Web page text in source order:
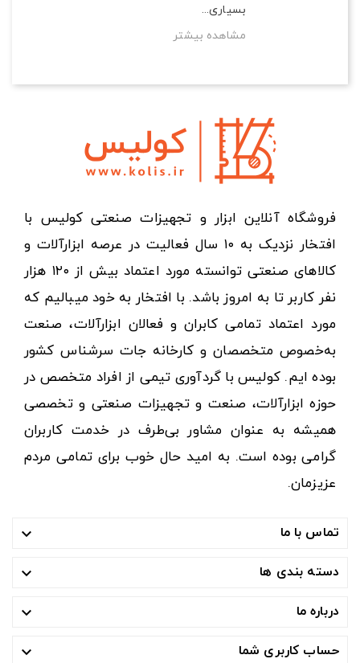
بسیاری...
مشاهده بیشتر
فروشگاه آنلاین ابزار و تجهیزات صنعتی کولیس با
افتخار نزدیک به ۱۰ سال فعالیت در عرصه ابزارآلات و
کالاهای صنعتی توانسته مورد اعتماد بیش از ۱۲۰ هزار
نفر کاربر تا به امروز باشد. با افتخار به خود میبالیم که
مورد اعتماد تمامی کابران و فعالان ابزارآلات، صنعت
به‌خصوص متخصصان و کارخانه جات سرشناس کشور
بوده ایم. کولیس با گردآوری تیمی از افراد متخصص در
حوزه ابزارآلات، صنعت و تجهیزات صنعتی و تخصصی
همیشه به عنوان مشاور بی‌طرف در خدمت کاربران
گرامی بوده است. به امید حال خوب برای تمامی مردم
عزیزمان.
تماس با ما 
دسته بندی ها 
درباره ما 
حساب کاربری شما 